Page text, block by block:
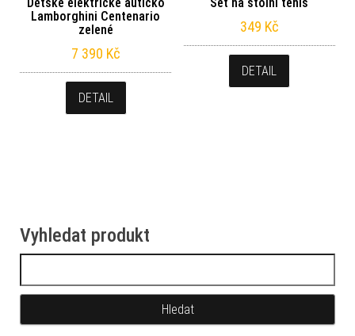
Lamborghini Centenario
zelené
7 390 Kč
DETAIL
349 Kč
DETAIL
Vyhledat produkt